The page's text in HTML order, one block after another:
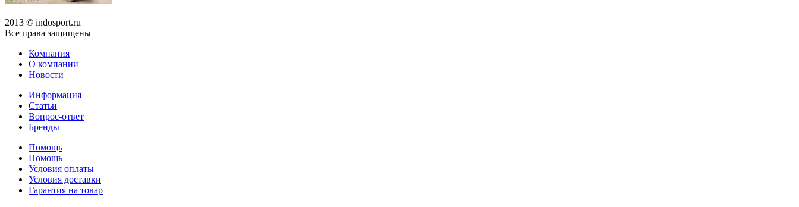
2013 © indosport.ru
Все права защищены
Компания
О компании
Новости
Информация
Статьи
Вопрос-ответ
Бренды
Помощь
Помощь
Условия оплаты
Условия доставки
Гарантия на товар